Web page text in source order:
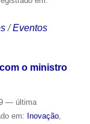
/Eventos
o ministro
— última
em: Inovação,